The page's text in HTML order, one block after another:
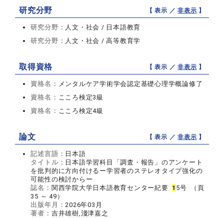
研究分野 【 表示 ／非表示 】
研究分野： 人文・社会 / 日本語教育
研究分野： 人文・社会 / 高等教育学
取得資格 【 表示 ／非表示 】
資格名： メンタルケア学術学会認定基礎心理学概論修了
資格名： こころ検定3級
資格名： こころ検定4級
論文 【 表示 ／非表示 】
記述言語： 日本語
タイトル： 日本語学習科目「調査・報告」のアンケート
を批判的に方向付けるー学習者のステレオタイプ強化の
可能性の検討からー
誌名： 関西学院大学日本語教育センター紀要 1 5号 （頁
35 ～ 49）
出版年月：2026年03月
著者： 吉井雄樹,淺津嘉之